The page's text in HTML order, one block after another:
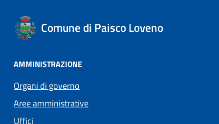
Comune di Paisco Loveno
AMMINISTRAZIONE
Organi di governo
Aree amministrative
Uffici